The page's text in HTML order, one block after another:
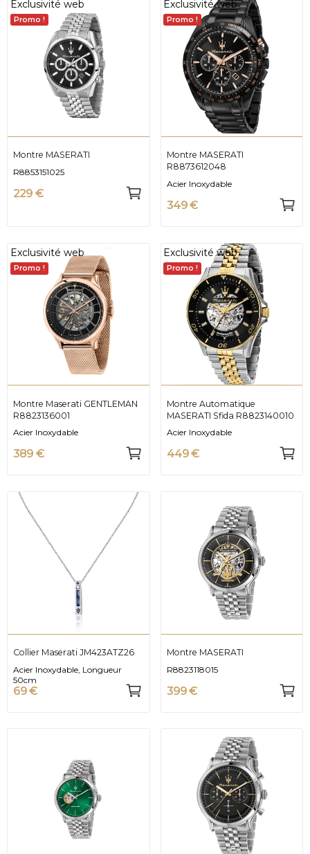
Exclusivité web
Promo !
Montre MASERATI
R8853151025
229 €
Exclusivité web
Promo !
Montre MASERATI
R8873612048
Acier Inoxydable
349 €
Exclusivité web
Promo !
Montre Maserati GENTLEMAN
R8823136001
Acier Inoxydable
389 €
Exclusivité web
Promo !
Montre Automatique
MASERATI Sfida R8823140010
Acier Inoxydable
449 €
Collier Maserati JM423ATZ26
Acier Inoxydable, Longueur
50cm
69 €
Montre MASERATI
R8823118015
399 €